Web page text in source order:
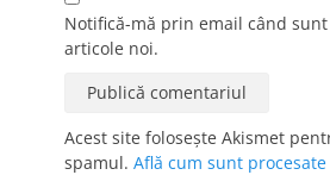
Notifică-mă prin email când
articole noi.
Acest site folosește Akismet
spamul. Află cum sunt